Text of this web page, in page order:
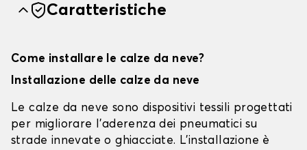
Caratteristiche
Come installare le calze da neve?
Installazione delle calze da neve
Le calze da neve sono dispositivi tessili progettati
per migliorare l'aderenza dei pneumatici su
strade innevate o ghiacciate. L'installazione è